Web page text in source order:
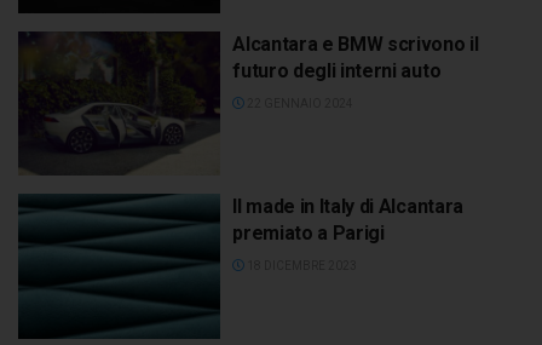
Alcantara e BMW scrivono il
futuro degli interni auto
Il made in Italy di Alcantara
premiato a Parigi